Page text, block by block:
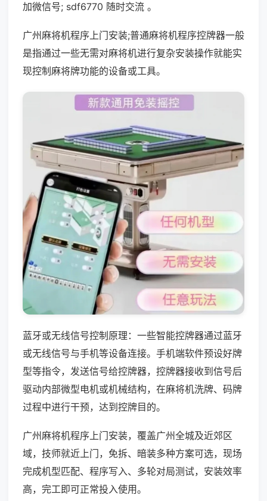
加微信号; sdf6770 随时交流 。
广州麻将机程序上门安装;普通麻将机程序控牌器一般
是指通过一些无需对麻将机进行复杂安装操作就能实
现控制麻将牌功能的设备或工具。
蓝牙或无线信号控制原理：一些智能控牌器通过蓝牙
或无线信号与手机等设备连接。手机端软件预设好牌
型等指令，发送信号给控牌器，控牌器接收到信号后
驱动内部微型电机或机械结构，在麻将机洗牌、码牌
过程中进行干预，达到控牌目的。
广州麻将机程序上门安装，覆盖广州全城及近郊区
域，技师就近上门，免拆、暗装多种方案可选，现场
完成机型匹配、程序写入、多轮对局测试，安装效率
高，完工即可正常投入使用。